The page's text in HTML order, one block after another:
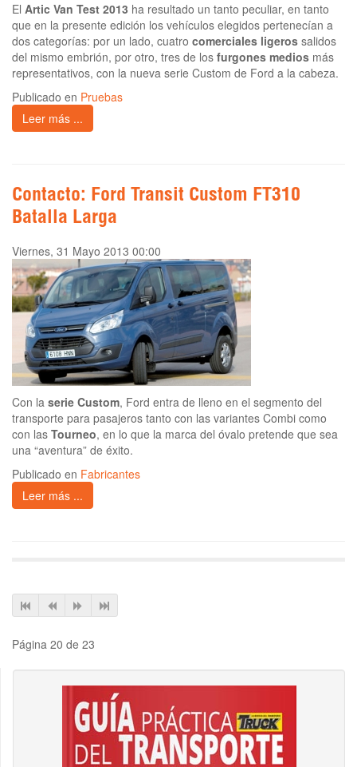
El Artic Van Test 2013 ha resultado un tanto peculiar, en tanto
que en la presente edición los vehículos elegidos pertenecían a
dos categorías: por un lado, cuatro comerciales ligeros salidos
del mismo embrión, por otro, tres de los furgones medios más
representativos, con la nueva serie Custom de Ford a la cabeza.
Publicado en Pruebas
Leer más ...
Contacto: Ford Transit Custom FT310
Batalla Larga
Viernes, 31 Mayo 2013 00:00
Con la serie Custom, Ford entra de lleno en el segmento del
transporte para pasajeros tanto con las variantes Combi como
con las Tourneo, en lo que la marca del óvalo pretende que sea
una “aventura” de éxito.
Publicado en Fabricantes
Leer más ...
Página 20 de 23